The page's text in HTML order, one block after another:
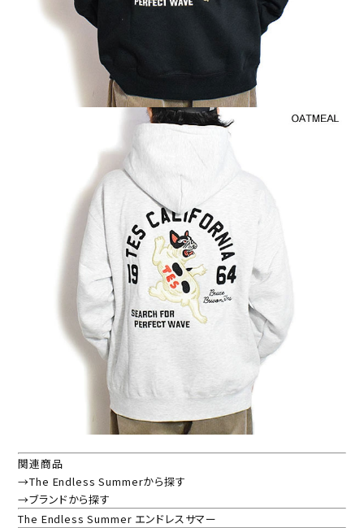
関連商品
→The Endless Summerから探す
→ブランドから探す
The Endless Summer エンドレスサマー